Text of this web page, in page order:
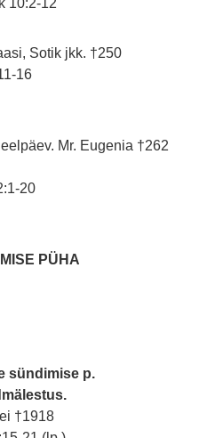
10:2-12
Sotik jkk. †250
16
Mr. Eugenia †262
20
PÜHA
sündimise p.
†1918